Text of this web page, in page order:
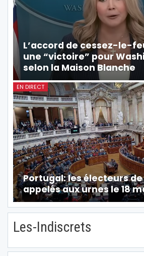
L’accord de cessez-le-
une “victoire” pour
selon la Maison Blanche
EN DIRECT
Portugal: les électeurs
appelés aux urnes le 18
Les-Indiscrets